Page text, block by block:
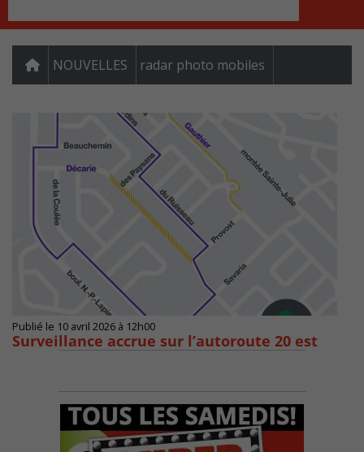
NOUVELLES radar photo mobiles
Publié le 10 avril 2026 à 12h00
Surveillance accrue sur l’autoroute 20 est